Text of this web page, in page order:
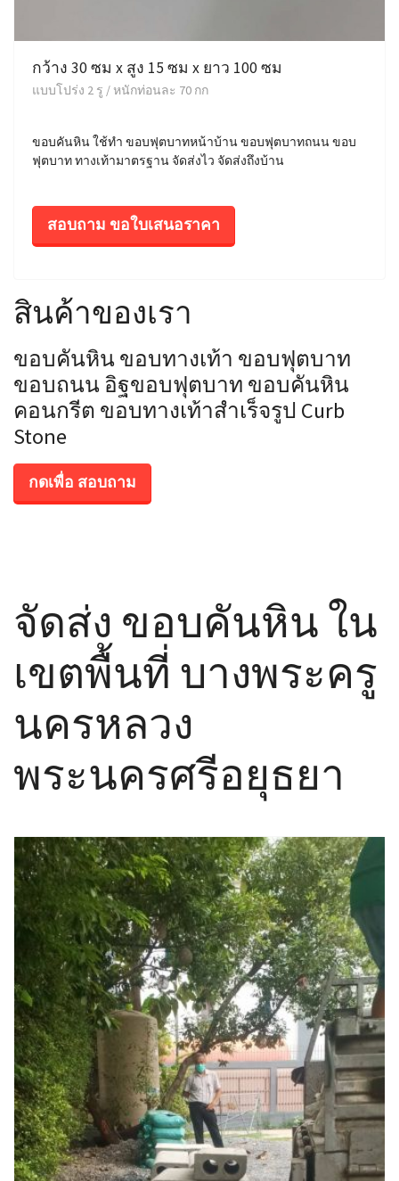
กว้าง 30 ซม x สูง 15 ซม x ยาว 100 ซม
แบบโปร่ง 2 รู / หนักท่อนละ 70 กก
ขอบคันหิน ใช้ทำ ขอบฟุตบาทหน้าบ้าน ขอบฟุตบาทถนน ขอบ
ฟุตบาท ทางเท้ามาตรฐาน จัดส่งไว จัดส่งถึงบ้าน
สอบถาม ขอใบเสนอราคา
สินค้าของเรา
ขอบคันหิน ขอบทางเท้า ขอบฟุตบาท
ขอบถนน อิฐขอบฟุตบาท ขอบคันหิน
คอนกรีต ขอบทางเท้าสำเร็จรูป Curb
Stone
กดเพื่อ สอบถาม
จัดส่ง ขอบคันหิน ใน
เขตพื้นที่ บางพระครู
นครหลวง
พระนครศรีอยุธยา